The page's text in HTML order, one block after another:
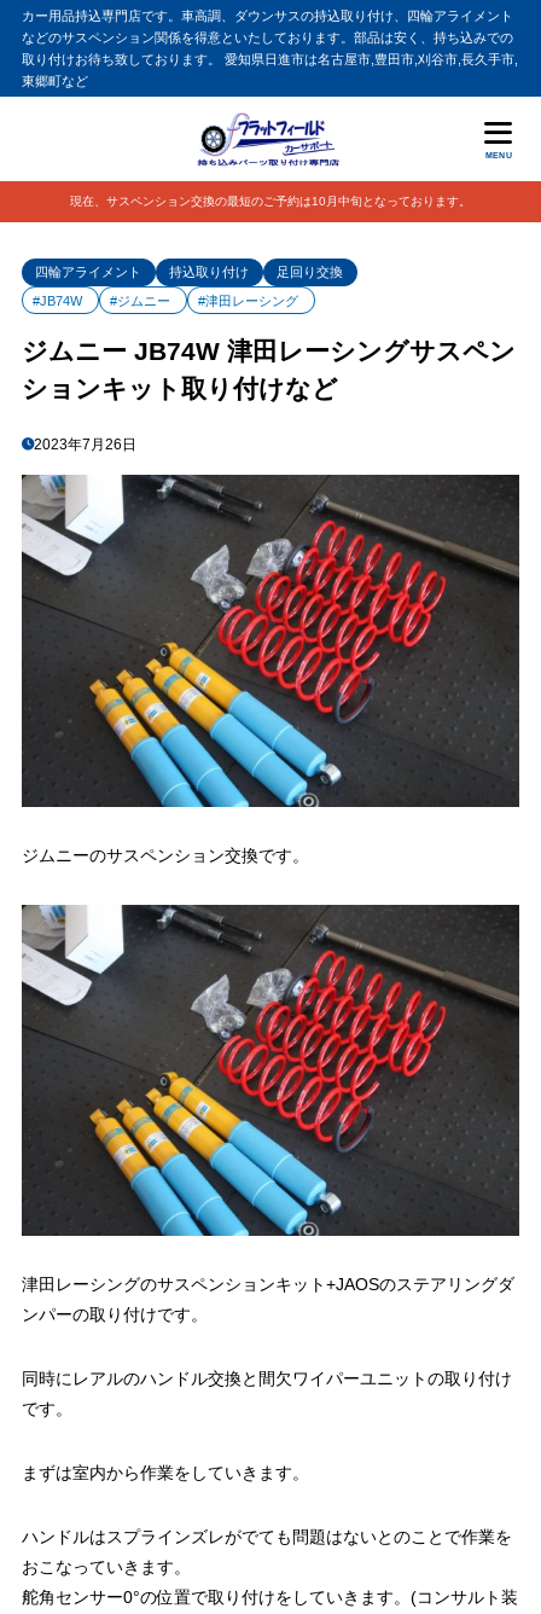
カー用品持込専門店です。車高調、ダウンサスの持込取り付け、四輪アライメント
などのサスペンション関係を得意といたしております。部品は安く、持ち込みでの
取り付けお待ち致しております。 愛知県日進市は名古屋市,豊田市,刈谷市,長久手市,
東郷町など
MENU
現在、サスペンション交換の最短のご予約は10月中旬となっております。
四輪アライメント 持込取り付け
足回り交換
#JB74W
#ジムニー #津田レーシング
ジムニー JB74W 津田レーシングサスペン
ションキット取り付けなど
2023年7月26日
ジムニーのサスペンション交換です。
津田レーシングのサスペンションキット+JAOSのステアリングダ
ンパーの取り付けです。
同時にレアルのハンドル交換と間欠ワイパーユニットの取り付け
です。
まずは室内から作業をしていきます。
ハンドルはスプラインズレがでても問題はないとのことで作業を
おこなっていきます。
舵角センサー0°の位置で取り付けをしていきます。(コンサルト装